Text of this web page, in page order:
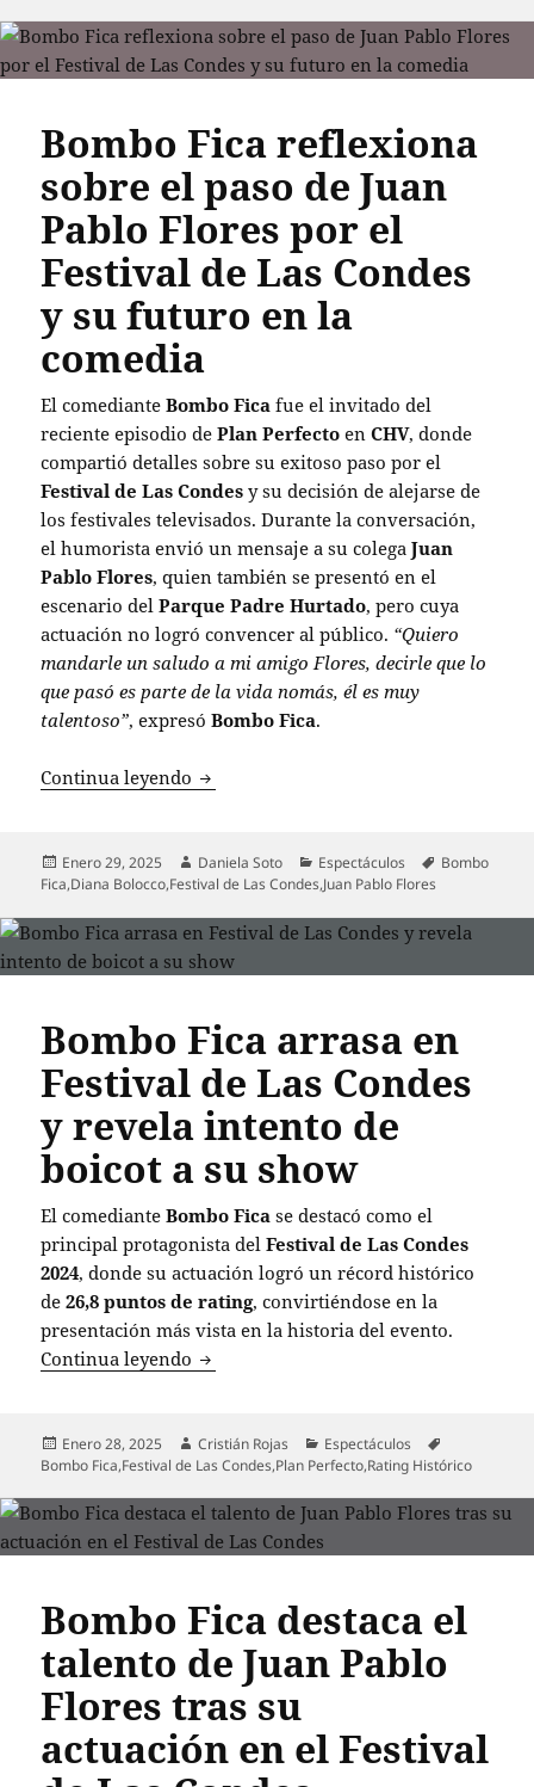
Bombo Fica reflexiona
sobre el paso de Juan
Pablo Flores por el
Festival de Las Condes
y su futuro en la
comedia
El comedianteBombo Fica fue el invitado del
reciente episodio dePlan Perfecto enCHV, donde
compartió detalles sobre su exitoso paso por el
Festival de Las Condes y su decisión de alejarse de
los festivales televisados. Durante la conversación,
el humorista envió un mensaje a su colegaJuan
Pablo Flores, quien también se presentó en el
escenario delParque Padre Hurtado, pero cuya
actuación no logró convencer al público. “Quiero
mandarle un saludo a mi amigo Flores, decirle que lo
que pasó es parte de la vida nomás, él es muy
talentoso”, expresóBombo Fica.
Continua leyendo Bombo Fica reflexiona sobre el paso
Publicado
el
Enero 29, 2025 Autor
Daniela Soto Categorías
Espectáculos Etiquetas
Bombo
Fica,Diana Bolocco,Festival de Las Condes,Juan Pablo Flores
Bombo Fica arrasa en
Festival de Las Condes
y revela intento de
boicot a su show
El comedianteBombo Fica se destacó como el
principal protagonista delFestival de Las Condes
2024, donde su actuación logró un récord histórico
de26,8 puntos de rating, convirtiéndose en la
presentación más vista en la historia del evento.
Continua leyendo Bombo Fica arrasa en Festival de Las
Publicado
el
Enero 28, 2025 Autor
Cristián Rojas Categorías
Espectáculos
Bombo Fica,Festival de Las Condes,Plan Perfecto,Rating Histórico
Bombo Fica destaca el
talento de Juan Pablo
Flores tras su
actuación en el Festival